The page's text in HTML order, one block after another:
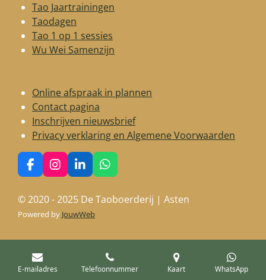
Tao Jaartrainingen
Taodagen
Tao 1 op 1 sessies
Wu Wei Samenzijn
Online afspraak in plannen
Contact pagina
Inschrijven nieuwsbrief
Privacy verklaring en Algemene Voorwaarden
F
a
e
b
o
I
n
t
a
r
L
i
k
e
I
W
h
t
p
© 2020 - 2025 De Taoboerderij | Asten
Powered by JouwWeb
E-mailadres Telefoonnummer Kaart WhatsApp